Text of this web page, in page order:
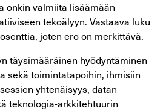
onkin valmiita lisäämään
tekoälyyn. Vastaava luku
joten ero on merkittävä.
täysimääräinen hyödyntäminen
sekä toimintatapoihin, ihmisiin
yhtenäisyys, datan
teknologia-arkkitehtuurin